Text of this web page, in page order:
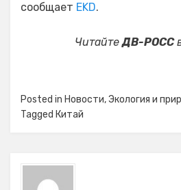
сообщает EKD.
ЧитайтеДВ-РОСС
Posted in Новости,Экология и
Tagged Китай